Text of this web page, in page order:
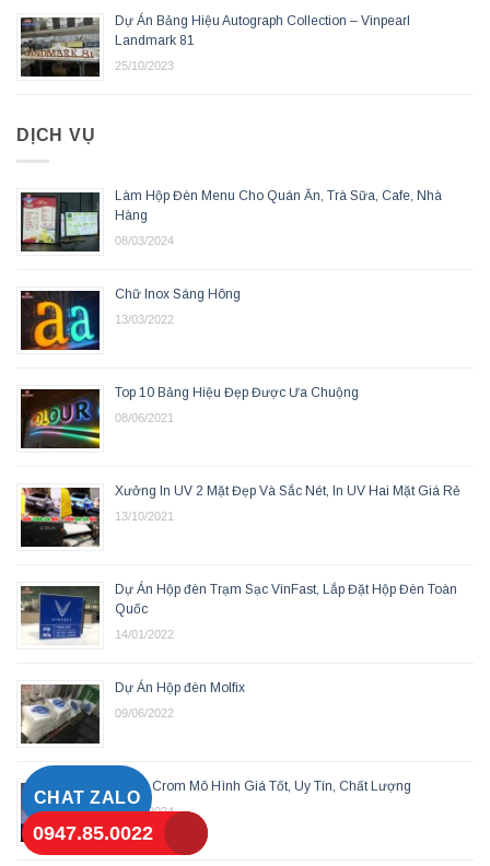
CHAT ZALO
0947.85.0022
Dự Án Bảng Hiệu Autograph Collection – Vinpearl
Landmark 81
25/10/2023
DỊCH VỤ
Làm Hộp Đèn Menu Cho Quán Ăn, Trà Sữa, Cafe, Nhà
Hàng
08/03/2024
Chữ Inox Sáng Hông
13/03/2022
Top 10 Bảng Hiệu Đẹp Được Ưa Chuộng
08/06/2021
Xưởng In UV 2 Mặt Đẹp Và Sắc Nét, In UV Hai Mặt Giá Rẻ
13/10/2021
Dự Án Hộp đèn Trạm Sạc VinFast, Lắp Đặt Hộp Đèn Toàn
Quốc
14/01/2022
Dự Án Hộp đèn Molfix
09/06/2022
Xi Mạ Crom Mô Hình Giá Tốt, Uy Tín, Chất Lượng
07/06/2024